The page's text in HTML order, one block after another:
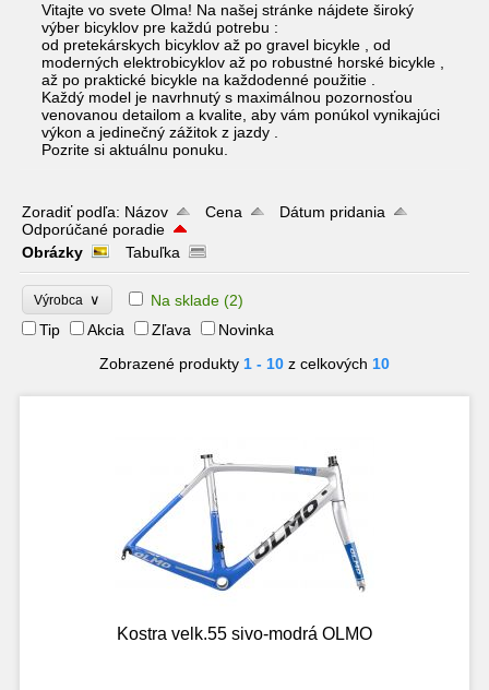
Vitajte vo svete Olma! Na našej stránke nájdete široký
výber bicyklov pre každú potrebu :
od pretekárskych bicyklov až po gravel bicykle , od
moderných elektrobicyklov až po robustné horské bicykle
až po praktické bicykle na každodenné použitie
Každý model je navrhnutý s maximálnou pozornosťou
venovanou detailom a kvalite, aby vám ponúkol vynikajúci
výkon a jedinečný zážitok z jazdy
Pozrite si aktuálnu ponuku.
Zoradiť podľa: Názov Cena
Dátum pridania
Odporúčané poradie
Obrázky
Tabuľka
Výrobca ∨ Na sklade (2)
Tip
Akcia Zľava
Novinka
Zobrazené produkty 1 - 10 z celkových 10
Kostra velk.55 sivo-modrá OLMO